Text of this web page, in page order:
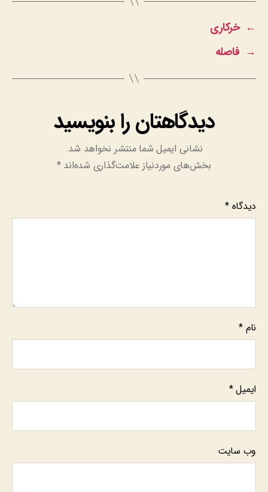
← خرکاری
→ فاصله
دیدگاهتان را بنویسید
نشانی ایمیل شما منتشر نخواهد شد.
بخش‌های موردنیاز علامت‌گذاری شده‌اند*
دیدگاه*
نام *
ایمیل*
وب‌ سایت